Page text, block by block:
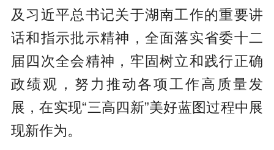
及习近平总书记关于湖南工作的重要讲
话和指示批示精神，全面落实省委十二
届四次全会精神，牢固树立和践行正确
政绩观，努力推动各项工作高质量发
展，在实现“三高四新”美好蓝图过程中展
现新作为。